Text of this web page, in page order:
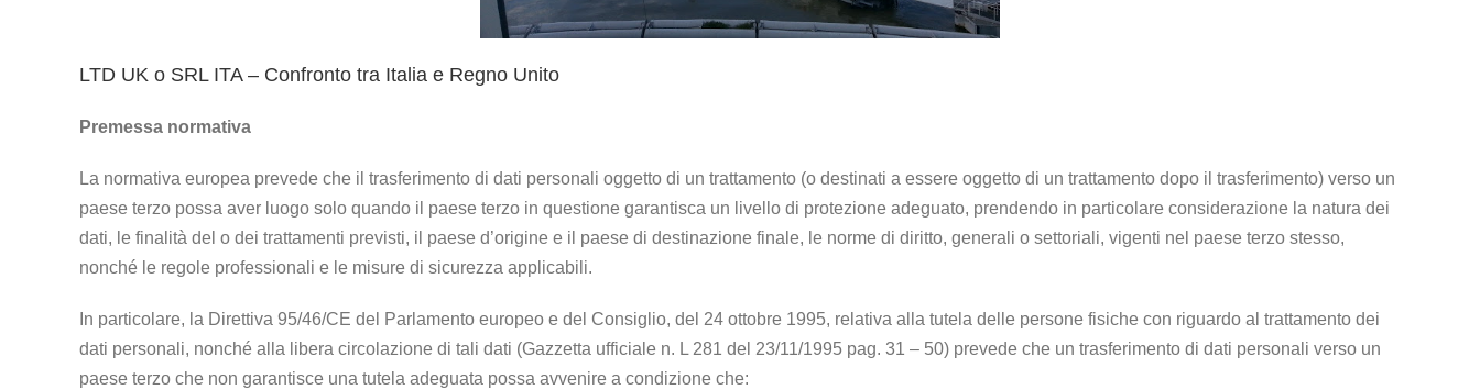
LTD UK o SRL ITA – Confronto tra Italia e Regno Unito
Premessa normativa
La normativa europea prevede che il trasferimento di dati personali oggetto di un trattamento (o destinati a essere oggetto di un trattamento dopo il trasferimento) verso un
paese terzo possa aver luogo solo quando il paese terzo in questione garantisca un livello di protezione adeguato, prendendo in particolare considerazione la natura dei
dati, le finalità del o dei trattamenti previsti, il paese d’origine e il paese di destinazione finale, le norme di diritto, generali o settoriali, vigenti nel paese terzo stesso,
nonché le regole professionali e le misure di sicurezza applicabili.
In particolare, la Direttiva 95/46/CE del Parlamento europeo e del Consiglio, del 24 ottobre 1995, relativa alla tutela delle persone fisiche con riguardo al trattamento dei
dati personali, nonché alla libera circolazione di tali dati (Gazzetta ufficiale n. L 281 del 23/11/1995 pag. 31 – 50) prevede che un trasferimento di dati personali verso un
paese terzo che non garantisce una tutela adeguata possa avvenire a condizione che: